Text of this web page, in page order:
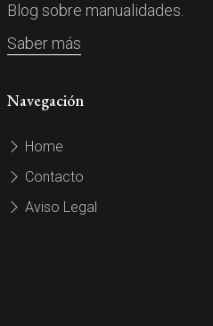
Blog sobre manualidades.
Saber más
Navegación
Home
Contacto
Aviso Legal